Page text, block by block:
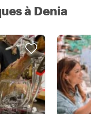
à Denia